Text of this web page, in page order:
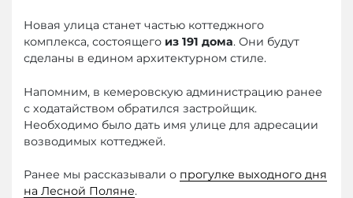
Новая улица станет частью коттеджного
комплекса, состоящего из 191 дома. Они будут
сделаны в едином архитектурном стиле.
Напомним, в кемеровскую администрацию ранее
с ходатайством обратился застройщик.
Необходимо было дать имя улице для адресации
возводимых коттеджей.
Ранее мы рассказывали о прогулке выходного дня
на Лесной Поляне.